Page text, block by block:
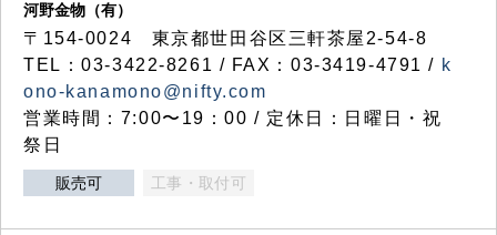
河野金物（有）
〒154-0024 東京都世田谷区三軒茶屋2-54-8
TEL：03-3422-8261 / FAX：03-3419-4791 / k
ono-kanamono@nifty.com
営業時間：7:00〜19：00 / 定休日：日曜日・祝
祭日
販売可 工事・取付可